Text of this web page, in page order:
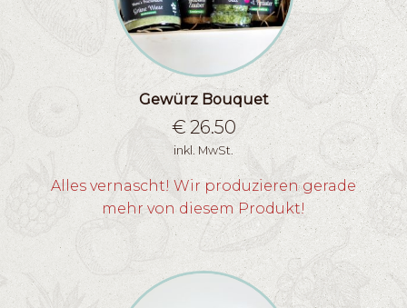
Gewürz Bouquet
€ 26.50
inkl. MwSt.
Alles vernascht! Wir produzieren gerade
mehr von diesem Produkt!